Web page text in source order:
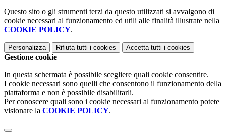
Questo sito o gli strumenti terzi da questo utilizzati si avvalgono di
cookie necessari al funzionamento ed utili alle finalità illustrate nella
COOKIE POLICY.
Personalizza Rifiuta tutti i cookies Accetta tutti i cookies
Gestione cookie
In questa schermata è possibile scegliere quali cookie consentire.
I cookie necessari sono quelli che consentono il funzionamento della
piattaforma e non è possibile disabilitarli.
Per conoscere quali sono i cookie necessari al funzionamento potete
visionare la COOKIE POLICY.